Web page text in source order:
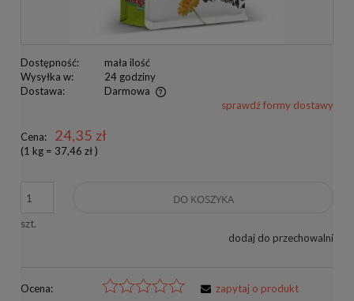
Dostępność:
mała ilość
Wysyłka w:
24 godziny
Dostawa:
Darmowa
Cena nie zawiera ewentualnych kosztów płatnościsprawdź formy dostawy
Cena: 24,35 zł
(1 kg = 37,46 zł)
szt.
DO KOSZYKA
dodaj do przechowalni
Ocena:
zapytaj o produkt